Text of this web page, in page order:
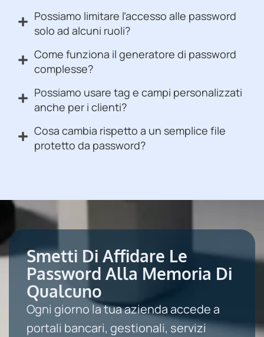
Possiamo limitare l’accesso alle password
solo ad alcuni ruoli?
Come funziona il generatore di password
complesse?
Possiamo usare tag e campi personalizzati
anche per i clienti?
Cosa cambia rispetto a un semplice file
protetto da password?
Smetti Di Affidare Le
Password Alla Memoria Di
Qualcuno
Ogni giorno la tua azienda accede a
portali bancari, gestionali, servizi